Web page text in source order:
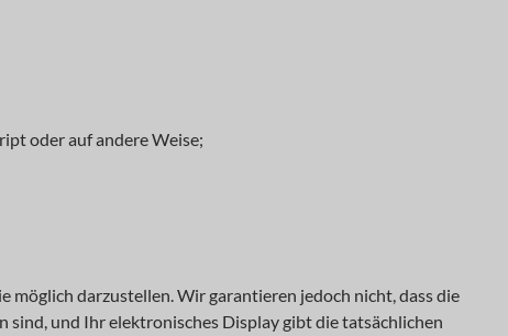
oder auf andere Weise;
möglich darzustellen. Wir garantieren jedoch nicht, dass die
sind, und Ihr elektronisches Display gibt die tatsächlichen